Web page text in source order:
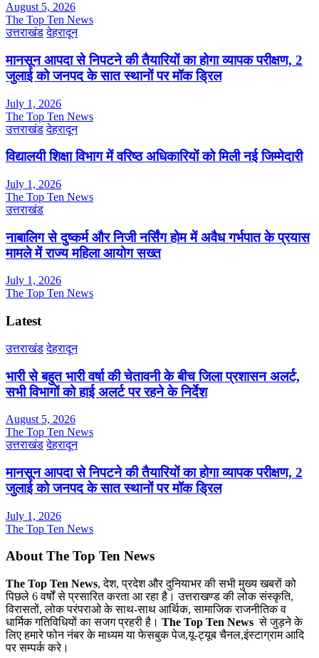
August 5, 2026
The Top Ten News
उत्तराखंड देहरादून
मानसून आपदा से निपटने की तैयारियों का होगा व्यापक परीक्षण, 2
जुलाई को जनपद के सात स्थानों पर मॉक ड्रिल
July 1, 2026
The Top Ten News
उत्तराखंड देहरादून
विद्यालयी शिक्षा विभाग में वरिष्ठ अधिकारियों को मिली नई जिम्मेदारी
July 1, 2026
The Top Ten News
उत्तराखंड
नाबालिग से दुष्कर्म और निजी नर्सिंग होम में अवैध गर्भपात के प्रयास
मामले में राज्य महिला आयोग सख्त
July 1, 2026
The Top Ten News
Latest
उत्तराखंड देहरादून
भारी से बहुत भारी वर्षा की चेतावनी के बीच जिला प्रशासन अलर्ट,
सभी विभागों को हाई अलर्ट पर रहने के निर्देश
August 5, 2026
The Top Ten News
उत्तराखंड देहरादून
मानसून आपदा से निपटने की तैयारियों का होगा व्यापक परीक्षण, 2
जुलाई को जनपद के सात स्थानों पर मॉक ड्रिल
July 1, 2026
The Top Ten News
About The Top Ten News
The Top Ten News, देश, प्रदेश और दुनियाभर की सभी मुख्य खबरों को
पिछले 6 वर्षों से प्रसारित करता आ रहा है। उत्तराखण्ड की लोक संस्कृति,
विरासतों, लोक परंपराओ के साथ-साथ आर्थिक, सामाजिक राजनीतिक व
धार्मिक गतिविधियों का सजग प्रहरी है। The Top Ten News से जुड़ने के
लिए हमारे फोन नंबर के माध्यम या फेसबुक पेज,यू-ट्यूब चैनल,इंस्टाग्राम आदि
पर सम्पर्क करे।